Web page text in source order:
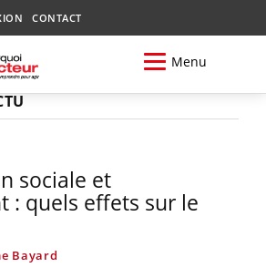
CONTACT
Menu
sociale et
: quels effets sur le
Bayard